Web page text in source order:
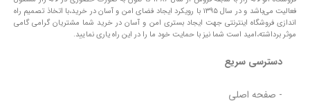
فعالیت می‌باشد و در سال ۱۳۹۵ با رویکرد ایجاد فضای امن و آسان در خرید،با اتخاذ تصمیم راه
اندازی فروشگاه اینترنتی جهت ایجاد بستری امن و آسان در خرید شما مشتریان گرامی گامی
موثر برداشته،امید است شما نیز با حمایت خود ما را در این راه یاری نمایید.
دسترسی سریع
- صفحه اصلی